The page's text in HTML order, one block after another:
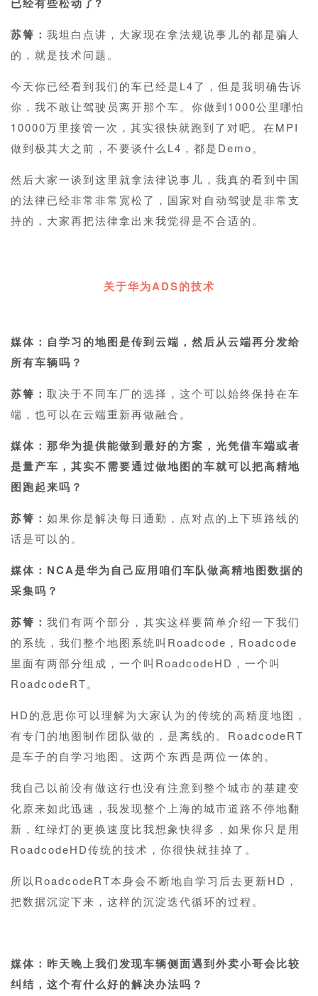
已经有些松动了?
苏箐： 我坦白点讲，大家现在拿法规说事儿的都是骗人
的，就是技术问题。
今天你已经看到我们的车已经是L4了，但是我明确告诉
你，我不敢让驾驶员离开那个车。你做到1000公里哪怕
10000万里接管一次，其实很快就跑到了对吧。在MPI
做到极其大之前，不要谈什么L4，都是Demo。
然后大家一谈到这里就拿法律说事儿，我真的看到中国
的法律已经非常非常宽松了，国家对自动驾驶是非常支
持的，大家再把法律拿出来我觉得是不合适的。
关于华为ADS的技术
媒体：自学习的地图是传到云端，然后从云端再分发给
所有车辆吗？
苏箐： 取决于不同车厂的选择，这个可以始终保持在车
端，也可以在云端重新再做融合。
媒体：那华为提供能做到最好的方案，光凭借车端或者
是量产车，其实不需要通过做地图的车就可以把高精地
图跑起来吗？
苏箐： 如果你是解决每日通勤，点对点的上下班路线的
话是可以的。
媒体：NCA是华为自己应用咱们车队做高精地图数据的
采集吗？
苏箐： 我们有两个部分，其实这样要简单介绍一下我们
的系统，我们整个地图系统叫Roadcode，Roadcode
里面有两部分组成，一个叫RoadcodeHD，一个叫
RoadcodeRT。
HD的意思你可以理解为大家认为的传统的高精度地图，
有专门的地图制作团队做的，是离线的。RoadcodeRT
是车子的自学习地图。这两个东西是两位一体的。
我自己以前没有做这行也没有注意到整个城市的基建变
化原来如此迅速，我发现整个上海的城市道路不停地翻
新，红绿灯的更换速度比我想象快得多，如果你只是用
RoadcodeHD传统的技术，你很快就挂掉了。
所以RoadcodeRT本身会不断地自学习后去更新HD，
把数据沉淀下来，这样的沉淀迭代循环的过程。
媒体：昨天晚上我们发现车辆侧面遇到外卖小哥会比较
纠结，这个有什么好的解决办法吗？